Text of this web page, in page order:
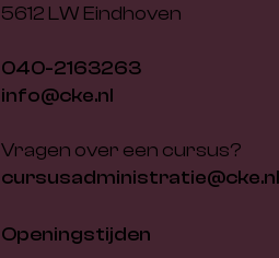
5612 LW Eindhoven
040-2163263
info@cke.nl
Vragen over een cursus?
cursusadministratie@cke.nl
Openingstijden